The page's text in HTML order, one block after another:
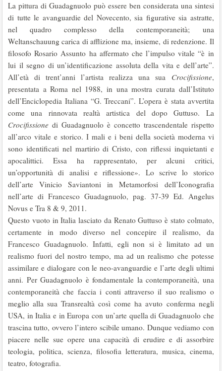
La pittura di Guadagnuolo può essere ben considerata una sintesi
di tutte le avanguardie del Novecento, sia figurative sia astratte,
nel quadro complesso della contemporaneità; una
Weltanschauung carica di afflizione ma, insieme, di redenzione. Il
filosofo Rosario Assunto ha affermato che l’impulso vitale “è in
lui il segno di un’identificazione assoluta della vita e dell’arte”.
All’età di trent’anni l’artista realizza una sua Crocifissione,
presentata a Roma nel 1988, in una mostra curata dall’Istituto
dell’Enciclopedia Italiana “G. Treccani”. L’opera è stata avvertita
come una rinnovata realtà artistica del dopo Guttuso. La
Crocifissione di Guadagnuolo è concetto trascendentale rispetto
all’arco vitale e storico. I mali e i beni della società moderna vi
sono identificati nel martirio di Cristo, con riflessi inquietanti e
apocalittici. Essa ha rappresentato, per alcuni critici,
un’opportunità di analisi e riflessione». Lo scrive lo storico
dell’arte Vinicio Saviantoni in Metamorfosi dell’Iconografia
nell’arte di Francesco Guadagnuolo, pag. 37-39 Ed. Angelus
Novus e Tra 8 & 9, 2011.
Questo vuoto in Italia lasciato da Renato Guttuso è stato colmato,
certamente in modo diverso nel concepire il realismo, da
Francesco Guadagnuolo. Infatti, egli non si è limitato ad un
realismo fuori del nostro tempo, ma ad un realismo che potesse
assimilare e dialogare con le neo-avanguardie e l’arte degli ultimi
anni. Per Guadagnuolo è fondamentale la contemporaneità, una
contemporaneità che faccia i conti attraverso il suo realismo o
meglio alla sua Transrealtà così come ha avuto conferma negli
USA, in Italia e in Europa con un’arte quella di Guadagnuolo che
trascina tutto, ovvero l’intero scibile umano. Dunque vediamo con
piacere nelle sue opere una capacità di erudire e di assorbire
teologia, politica, scienza, filosofia letteratura, musica, cinema,
teatro, fotografia.